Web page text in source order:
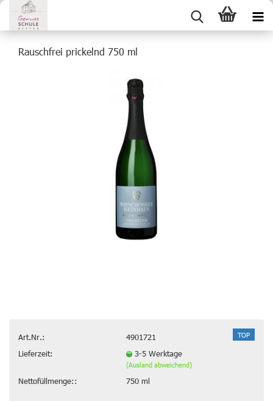
Rauschfrei prickelnd 750 ml
TOP
Art.Nr.:
4901721
Lieferzeit:
3-5 Werktage
(Ausland abweichend)
Nettofüllmenge:: 750 ml